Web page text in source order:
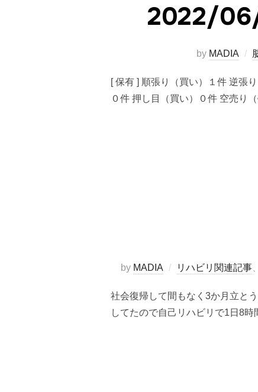
2022/06/
by MADIA
[ 保有 ] 順張り（買い）１件 逆張
０件 押し目（買い）０件 空売り
by MADIA リハビリ関連記事、
社会復帰して間もなく3か月立と
してたので自己リハビリで1日8